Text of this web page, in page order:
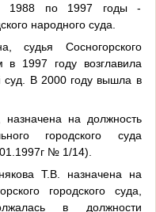
1988 по 1997 годы -
народного суда.
судья Сосногорского
в 1997 году возглавила
суд. В 2000 году вышла в
на должность
городского суда
№ 1/14).
Т.В. назначена на
городского суда,
в должности